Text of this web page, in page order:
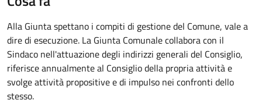
Alla Giunta spettano i compiti di gestione del Comune, vale a
dire di esecuzione. La Giunta Comunale collabora con il
Sindaco nell'attuazione degli indirizzi generali del Consiglio,
riferisce annualmente al Consiglio della propria attività e
svolge attività propositive e di impulso nei confronti dello
stesso.